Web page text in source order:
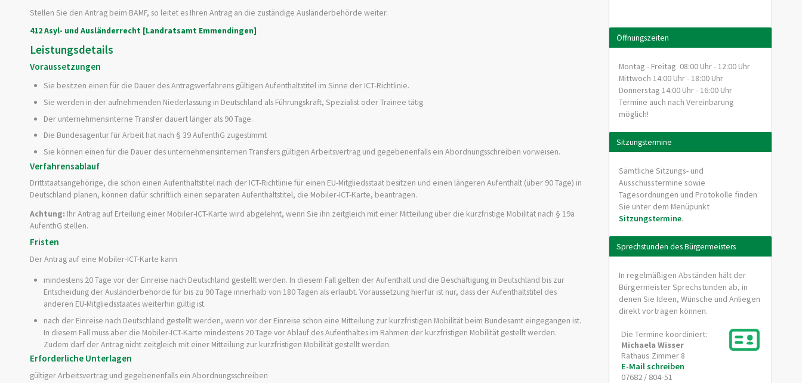
Stellen Sie den Antrag beim BAMF, so leitet es Ihren Antrag an die zuständige Ausländerbehörde weiter.
412 Asyl- und Ausländerrecht [Landratsamt Emmendingen]
Leistungsdetails
Voraussetzungen
Sie besitzen einen für die Dauer des Antragsverfahrens gültigen Aufenthaltstitel im Sinne der ICT-Richtlinie.
Sie werden in der aufnehmenden Niederlassung in Deutschland als Führungskraft, Spezialist oder Trainee tätig.
Der unternehmensinterne Transfer dauert länger als 90 Tage.
Die Bundesagentur für Arbeit hat nach § 39 AufenthG zugestimmt
Sie können einen für die Dauer des unternehmensinternen Transfers gültigen Arbeitsvertrag und gegebenenfalls ein Abordnungsschreiben vorweisen.
Verfahrensablauf
Drittstaatsangehörige, die schon einen Aufenthaltstitel nach der ICT-Richtlinie für einen EU-Mitgliedsstaat besitzen und einen längeren Aufenthalt (über 90 Tage) in
Deutschland planen, können dafür schriftlich einen separaten Aufenthaltstitel, die Mobiler-ICT-Karte, beantragen.
Achtung: Ihr Antrag auf Erteilung einer Mobiler-ICT-Karte wird abgelehnt, wenn Sie ihn zeitgleich mit einer Mitteilung über die kurzfristige Mobilität nach § 19a
AufenthG stellen.
Fristen
Der Antrag auf eine Mobiler-ICT-Karte kann
mindestens 20 Tage vor der Einreise nach Deutschland gestellt werden. In diesem Fall gelten der Aufenthalt und die Beschäftigung in Deutschland bis zur
Entscheidung der Ausländerbehörde für bis zu 90 Tage innerhalb von 180 Tagen als erlaubt. Voraussetzung hierfür ist nur, dass der Aufenthaltstitel des
anderen EU-Mitgliedsstaates weiterhin gültig ist.
nach der Einreise nach Deutschland gestellt werden, wenn vor der Einreise schon eine Mitteilung zur kurzfristigen Mobilität beim Bundesamt eingegangen ist.
In diesem Fall muss aber die Mobiler-ICT-Karte mindestens 20 Tage vor Ablauf des Aufenthaltes im Rahmen der kurzfristigen Mobilität gestellt werden.
Zudem darf der Antrag nicht zeitgleich mit einer Mitteilung zur kurzfristigen Mobilität gestellt werden.
Erforderliche Unterlagen
gültiger Arbeitsvertrag und gegebenenfalls ein Abordnungsschreiben
Öffnungszeiten
Montag - Freitag 08:00 Uhr - 12:00 Uhr
Mittwoch 14:00 Uhr - 18:00 Uhr
Donnerstag 14:00 Uhr - 16:00 Uhr
Termine auch nach Vereinbarung
möglich!
Sitzungstermine
Sämtliche Sitzungs- und
Ausschusstermine sowie
Tagesordnungen und Protokolle finden
Sie unter dem Menüpunkt
Sitzungstermine.
Sprechstunden des Bürgermeisters
In regelmäßigen Abständen hält der
Bürgermeister Sprechstunden ab, in
denen Sie Ideen, Wünsche und Anliegen
direkt vortragen können.
Die Termine koordiniert:
Michaela Wisser
Rathaus Zimmer 8
E-Mail schreiben
07682 / 804-51